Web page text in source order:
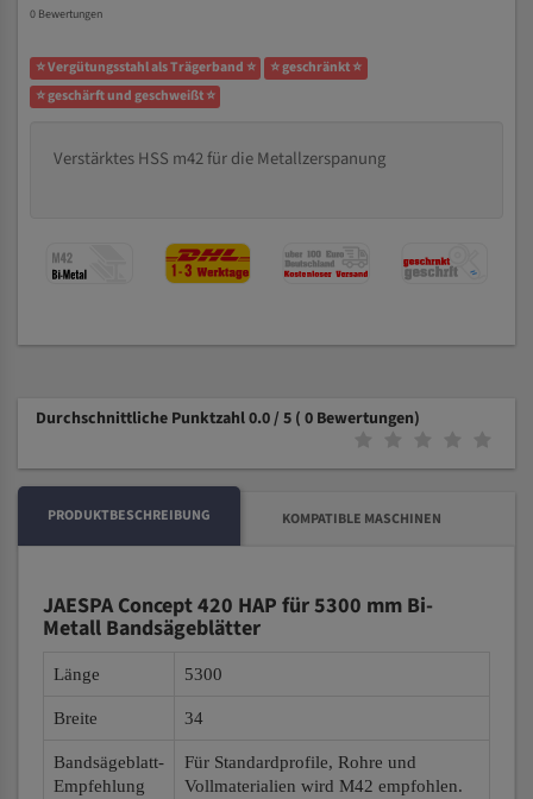
0 Bewertungen
⭐ Vergütungsstahl als Trägerband ⭐
⭐ geschränkt ⭐
⭐ geschärft und geschweißt ⭐
Verstärktes HSS m42 für die Metallzerspanung
Durchschnittliche Punktzahl 0.0 / 5 ( 0 Bewertungen)
PRODUKTBESCHREIBUNG KOMPATIBLE MASCHINEN
JAESPA Concept 420 HAP für 5300 mm Bi-
Metall Bandsägeblätter
Länge 5300
Breite 34
Bandsägeblatt-
Empfehlung
Für Standardprofile, Rohre und
Vollmaterialien wird M42 empfohlen.